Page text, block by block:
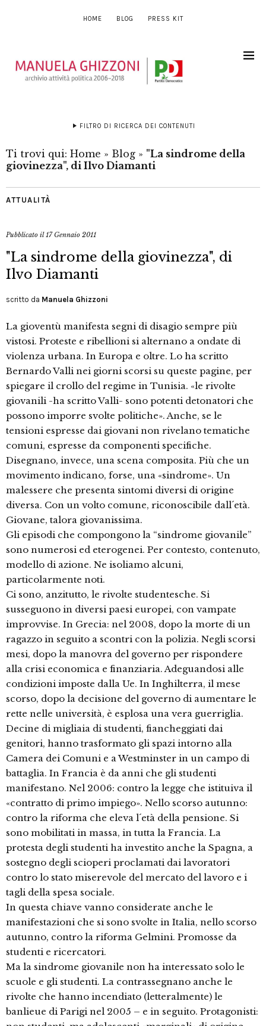
HOME BLOG PRESS KIT
FILTRO DI RICERCA DEI CONTENUTI
Ti trovi qui: Home » Blog » "La sindrome della
giovinezza", di Ilvo Diamanti
ATTUALITÀ
Pubblicato il17 Gennaio 2011
"La sindrome della giovinezza", di
Ilvo Diamanti
scritto da Manuela Ghizzoni
La gioventù manifesta segni di disagio sempre più
vistosi. Proteste e ribellioni si alternano a ondate di
violenza urbana. In Europa e oltre. Lo ha scritto
Bernardo Valli nei giorni scorsi su queste pagine, per
spiegare il crollo del regime in Tunisia. «le rivolte
giovanili -ha scritto Valli- sono potenti detonatori che
possono imporre svolte politiche». Anche, se le
tensioni espresse dai giovani non rivelano tematiche
comuni, espresse da componenti specifiche.
Disegnano, invece, una scena composita. Più che un
movimento indicano, forse, una «sindrome». Un
malessere che presenta sintomi diversi di origine
diversa. Con un volto comune, riconoscibile dall´età.
Giovane, talora giovanissima.
Gli episodi che compongono la “sindrome giovanile”
sono numerosi ed eterogenei. Per contesto, contenuto,
modello di azione. Ne isoliamo alcuni,
particolarmente noti.
Ci sono, anzitutto, le rivolte studentesche. Si
susseguono in diversi paesi europei, con vampate
improvvise. In Grecia: nel 2008, dopo la morte di un
ragazzo in seguito a scontri con la polizia. Negli scorsi
mesi, dopo la manovra del governo per rispondere
alla crisi economica e finanziaria. Adeguandosi alle
condizioni imposte dalla Ue. In Inghilterra, il mese
scorso, dopo la decisione del governo di aumentare le
rette nelle università, è esplosa una vera guerriglia.
Decine di migliaia di studenti, fiancheggiati dai
genitori, hanno trasformato gli spazi intorno alla
Camera dei Comuni e a Westminster in un campo di
battaglia. In Francia è da anni che gli studenti
manifestano. Nel 2006: contro la legge che istituiva il
«contratto di primo impiego». Nello scorso autunno:
contro la riforma che eleva l´età della pensione. Si
sono mobilitati in massa, in tutta la Francia. La
protesta degli studenti ha investito anche la Spagna, a
sostegno degli scioperi proclamati dai lavoratori
contro lo stato miserevole del mercato del lavoro e i
tagli della spesa sociale.
In questa chiave vanno considerate anche le
manifestazioni che si sono svolte in Italia, nello scorso
autunno, contro la riforma Gelmini. Promosse da
studenti e ricercatori.
Ma la sindrome giovanile non ha interessato solo le
scuole e gli studenti. La contrassegnano anche le
rivolte che hanno incendiato (letteralmente) le
banlieue di Parigi nel 2005 – e in seguito. Protagonisti: